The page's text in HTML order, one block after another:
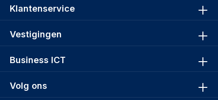
Volg ons
Klantenservice
Vestigingen
Business ICT